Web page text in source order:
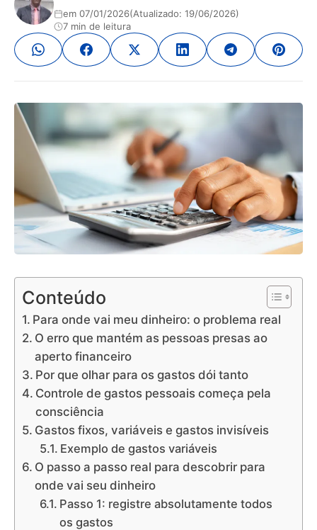
em 07/01/2026(Atualizado: 19/06/2026)
7 min de leitura
Conteúdo
Para onde vai meu dinheiro: o problema real
O erro que mantém as pessoas presas ao
aperto financeiro
Por que olhar para os gastos dói tanto
Controle de gastos pessoais começa pela
consciência
Gastos fixos, variáveis e gastos invisíveis
Exemplo de gastos variáveis
O passo a passo real para descobrir para
onde vai seu dinheiro
Passo 1: registre absolutamente todos
os gastos